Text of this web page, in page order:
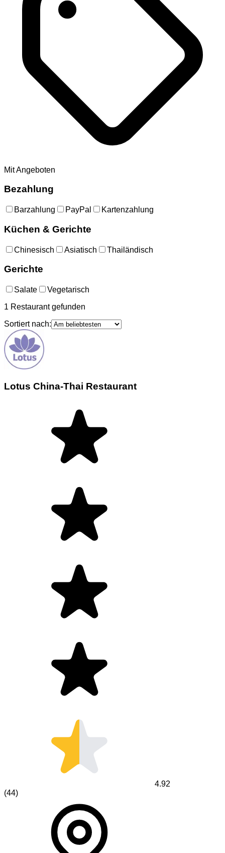
Mit Angeboten
Bezahlung
Barzahlung PayPal Kartenzahlung
Küchen & Gerichte
Chinesisch Asiatisch Thailändisch
Gerichte
Salate
Vegetarisch
1 Restaurantgefunden
Sortiert nach:
Lotus China-Thai Restaurant
4.92
(44)